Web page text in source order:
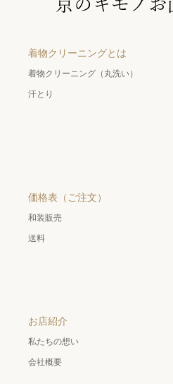
着物クリーニングとは
着物クリーニング（丸洗い）
汗とり
価格表（ご注文）
和装販売
送料
お店紹介
私たちの想い
会社概要